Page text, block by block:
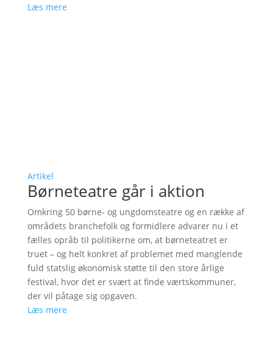
Læs mere
Artikel
Børneteatre går i aktion
Omkring 50 børne- og ungdomsteatre og en række af
områdets branchefolk og formidlere advarer nu i et
fælles opråb til politikerne om, at børneteatret er
truet – og helt konkret af problemet med manglende
fuld statslig økonomisk støtte til den store årlige
festival, hvor det er svært at finde værtskommuner,
der vil påtage sig opgaven.
Læs mere